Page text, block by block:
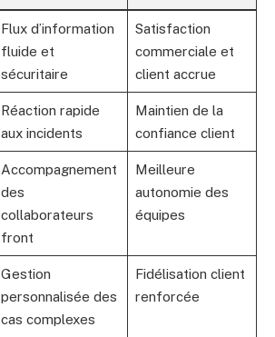
Flux d’information
fluide et
sécuritaire
Satisfaction
commerciale et
client accrue
Réaction rapide
aux incidents
Maintien de la
confiance client
Accompagnement
des
collaborateurs
front
Meilleure
autonomie des
équipes
Gestion
personnalisée des
cas complexes
Fidélisation client
renforcée